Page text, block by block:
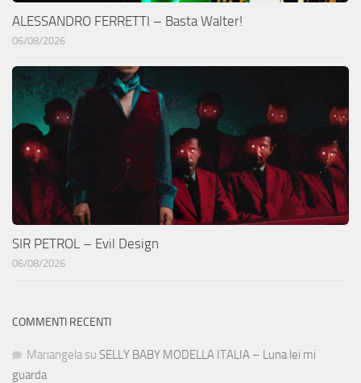
ALESSANDRO FERRETTI – Basta Walter!
06/08/2026
SIR PETROL – Evil Design
06/08/2026
COMMENTI RECENTI
Mariangela su SELLY BABY MODELLA ITALIA – Luna lei mi
guarda